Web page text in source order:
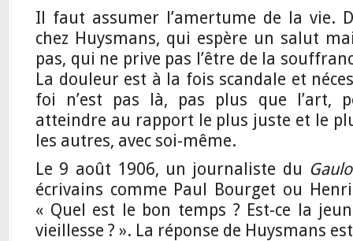
Il faut assumer l’amertume de la vie.
chez Huysmans, qui espère un salut
pas, qui ne prive pas l’être de la
La douleur est à la fois scandale et
foi n’est pas là, pas plus que l’art,
atteindre au rapport le plus juste et le
les autres, avec soi-même.
Le 9 août 1906, un journaliste du
écrivains comme Paul Bourget ou
« Quel est le bon temps ? Est-ce la
vieillesse ? ». La réponse de Huysmans